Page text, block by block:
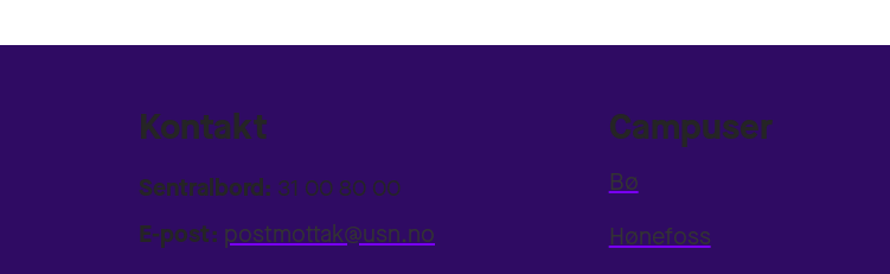
Kontakt
Sentralbord: 31 00 80 00
E-post: postmottak@usn.no
Campuser
Bø
Hønefoss